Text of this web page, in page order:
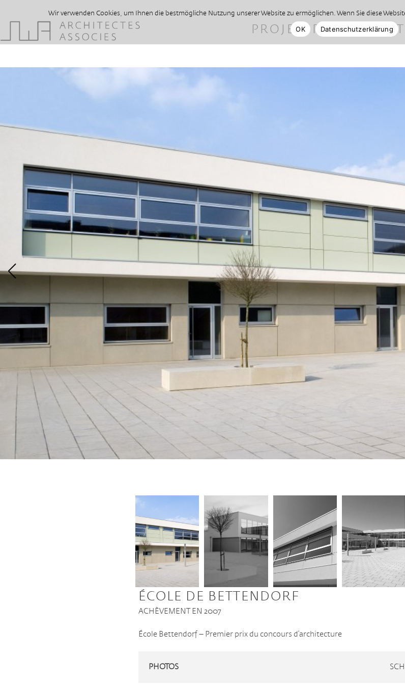
PROJETS PROFIL
ÉCOLE DE BETTENDORF
ACHÈVEMENT EN 2007
École Bettendorf – Premier prix du concours d’architecture
PHOTOS
Wir verwenden Cookies, um Ihnen die bestmögliche Nutzung unserer Website zu ermöglichen. Wenn Sie diese
OK
Datenschutzerklärung